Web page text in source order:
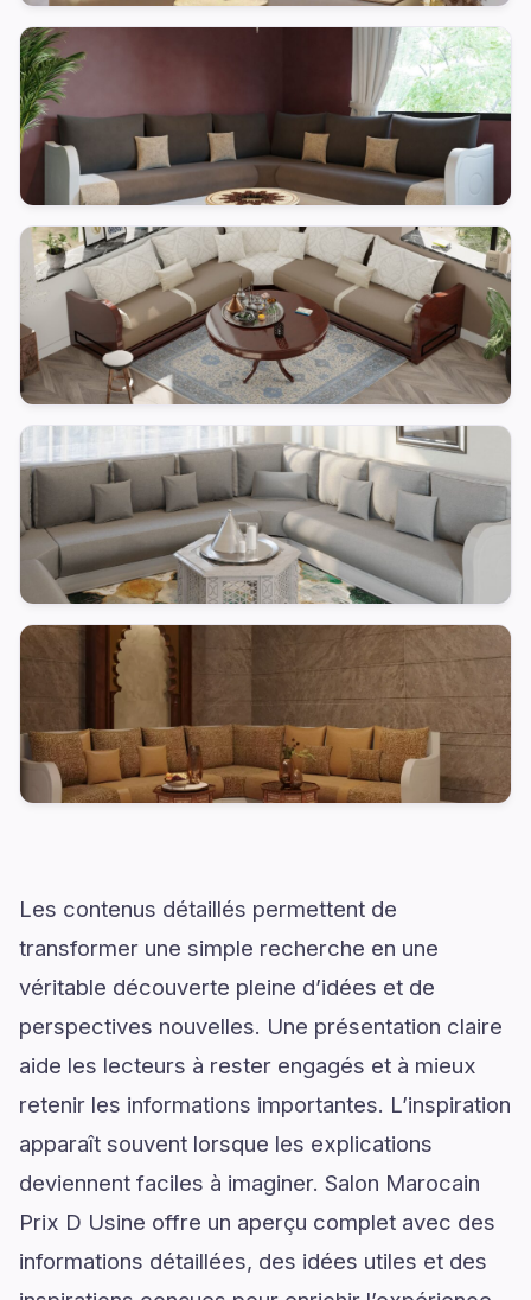
Les contenus détaillés permettent de
transformer une simple recherche en une
véritable découverte pleine d’idées et de
perspectives nouvelles. Une présentation claire
aide les lecteurs à rester engagés et à mieux
retenir les informations importantes. L’inspiration
apparaît souvent lorsque les explications
deviennent faciles à imaginer. Salon Marocain
Prix D Usine offre un aperçu complet avec des
informations détaillées, des idées utiles et des